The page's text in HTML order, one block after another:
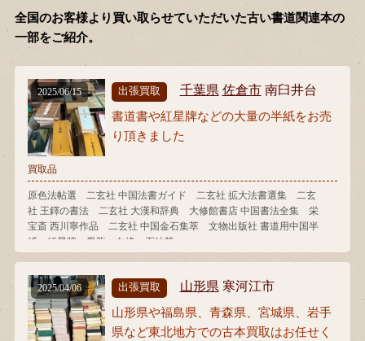
全国のお客様より買い取らせていただいた古い書道関連本の
一部をご紹介。
出張買取 千葉県 佐倉市 南臼井台
書道書や紅星牌などの大量の半紙をお売
り頂きました
買取品
原色法帖選 二玄社 中国法書ガイド 二玄社 拡大法書選集 二玄
社 王鐸の書法 二玄社 大漢和辞典 大修館書店 中国書法全集 栄
宝斎 西川寧作品 二玄社 中国金石集萃 文物出版社 書道用中国半
紙 紅星牌 黒龍 白峰 石紋箋
2025/06/15
出張買取 山形県 寒河江市
山形県や福島県、青森県、宮城県、岩手
県など東北地方での古本買取はお任せく
2025/04/06